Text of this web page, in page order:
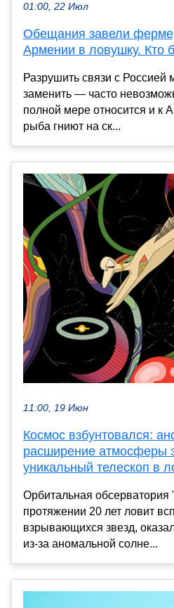
01:00, 22 Июл
Обещания завели
Армении в ловушку. Кто
Разрушить связи с
заменить — часто
полной мере относится и к
рыба гниют на ск...
11:00, 19 Июн
Космос взбунтовался:
расширение атмосферы
уникальный телескоп в
Орбитальная
протяжении 20 лет ловит
взрывающихся звезд,
из-за аномальной солне...